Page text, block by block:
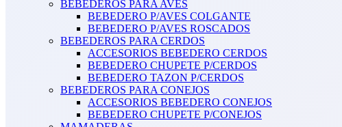
BEBEDEROS PARA AVES
BEBEDERO P/AVES COLGANTE
BEBEDERO P/AVES ROSCADOS
BEBEDEROS PARA CERDOS
ACCESORIOS BEBEDERO CERDOS
BEBEDERO CHUPETE P/CERDOS
BEBEDERO TAZON P/CERDOS
BEBEDEROS PARA CONEJOS
ACCESORIOS BEBEDERO CONEJOS
BEBEDERO CHUPETE P/CONEJOS